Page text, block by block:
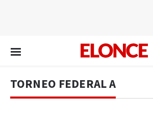
TORNEO FEDERAL A